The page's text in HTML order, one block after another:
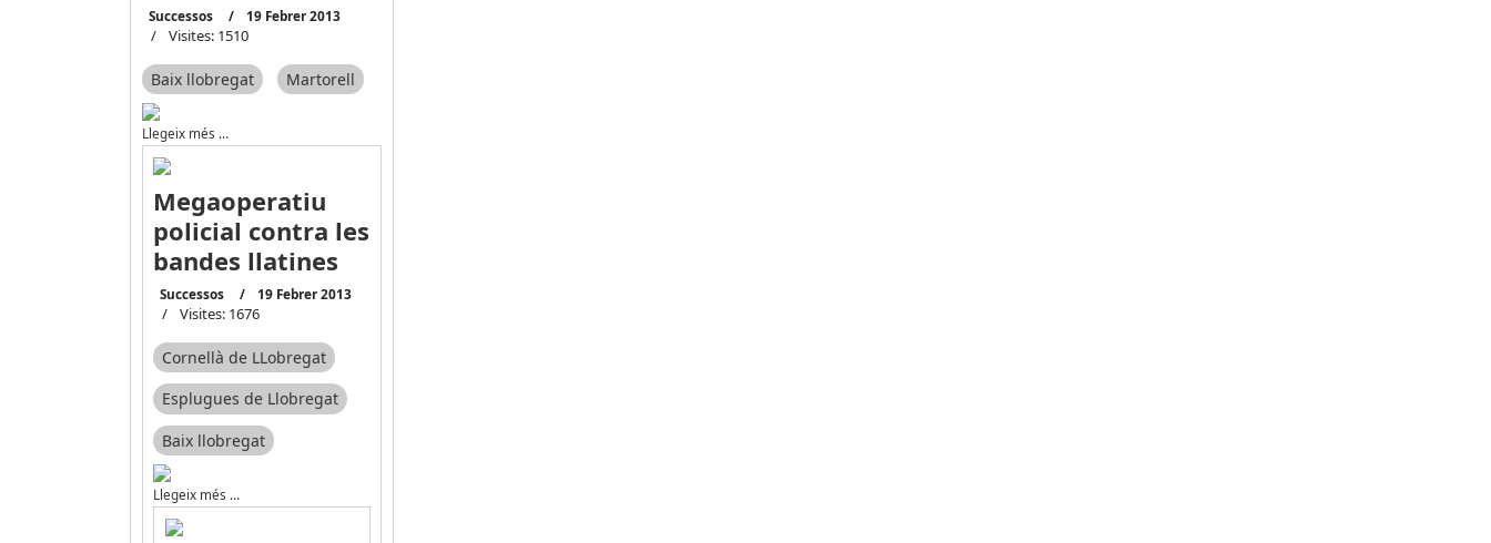
Successos 19 Febrer 2013
Visites: 1510
Baix llobregat Martorell
Llegeix més …
Megaoperatiu
policial contra les
bandes llatines
Successos 19 Febrer 2013
Visites: 1676
Cornellà de LLobregat
Esplugues de Llobregat
Baix llobregat
Llegeix més …